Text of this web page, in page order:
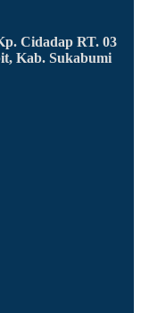
Cidadap RT. 03
Kab. Sukabumi